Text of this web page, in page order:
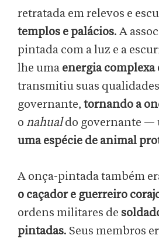
retratada em relevos e
templos e palácios. A
pintada com a luz e a
lhe uma energia complexa
transmitiu suas
governante, tornando a
o nahualdo governante —
uma espécie de animal
A onça-pintada também
o caçador e guerreiro
ordens militares de
pintadas. Seus membros